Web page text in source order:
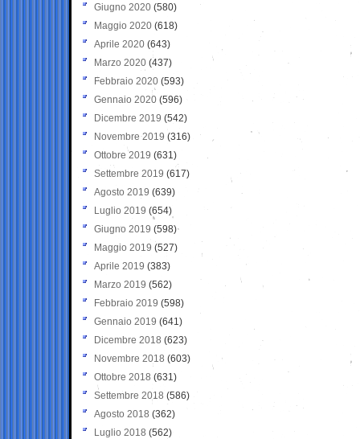
Giugno 2020 (580)
Maggio 2020 (618)
Aprile 2020 (643)
Marzo 2020 (437)
Febbraio 2020 (593)
Gennaio 2020 (596)
Dicembre 2019 (542)
Novembre 2019 (316)
Ottobre 2019 (631)
Settembre 2019 (617)
Agosto 2019 (639)
Luglio 2019 (654)
Giugno 2019 (598)
Maggio 2019 (527)
Aprile 2019 (383)
Marzo 2019 (562)
Febbraio 2019 (598)
Gennaio 2019 (641)
Dicembre 2018 (623)
Novembre 2018 (603)
Ottobre 2018 (631)
Settembre 2018 (586)
Agosto 2018 (362)
Luglio 2018 (562)